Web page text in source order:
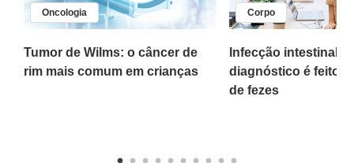
Oncologia
Tumor de Wilms: o câncer de
rim mais comum em crianças
Corpo
Infecção intestinal
diagnóstico é feito
de fezes